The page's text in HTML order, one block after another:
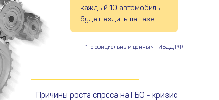
Причины роста спроса на ГБО - кризис
каждый 10 автомобиль
будет ездить на газе
*По официальным данным ГИБДД РФ